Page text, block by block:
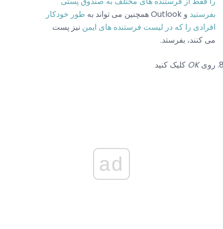
بفرستید و Outlook همچنین می تواند به
طور خودکار
افرادی را که در لیست فرستنده های ایمن نیز پست
می کنند، بفرستد.
رویOK کلیک کنید
ad